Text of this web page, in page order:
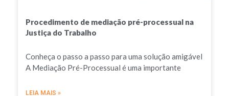
Procedimento de mediação pré-processual na
Justiça do Trabalho
Conheça o passo a passo para uma solução amigável
A Mediação Pré-Processual é uma importante
LEIA MAIS »